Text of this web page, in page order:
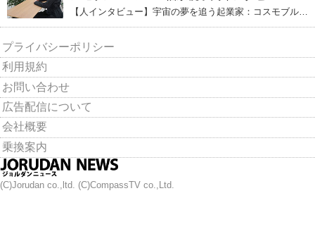
（下）
【人インタビュー】宇宙の夢を追う起業家：コスモブルー
プライバシーポリシー
利用規約
お問い合わせ
広告配信について
会社概要
乗換案内
(C)Jorudan co.,ltd. (C)CompassTV co.,Ltd.